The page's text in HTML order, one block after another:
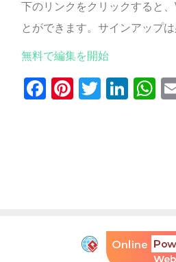
下のリンクをクリックすると
とができます。サインアップ
無料で編集を開始
Facebook
Pinterest
Twitter